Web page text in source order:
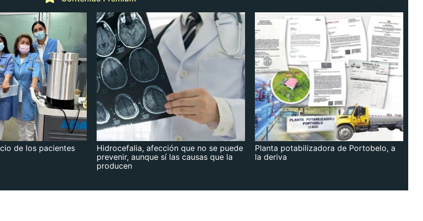
de los pacientes
Hidrocefalia, afección que no se puede
prevenir, aunque sí las causas que la
producen
Planta potabilizadora de Portobelo, a
la deriva